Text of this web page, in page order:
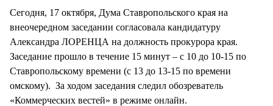
Сегодня, 17 октября, Дума Ставропольского края на
внеочередном заседании согласовала кандидатуру
Александра ЛОРЕНЦА на должность прокурора края.
Заседание прошло в течение 15 минут – с 10 до 10-15 по
Ставропольскому времени (с 13 до 13-15 по времени
омскому). За ходом заседания следил обозреватель
«Коммерческих вестей» в режиме онлайн.